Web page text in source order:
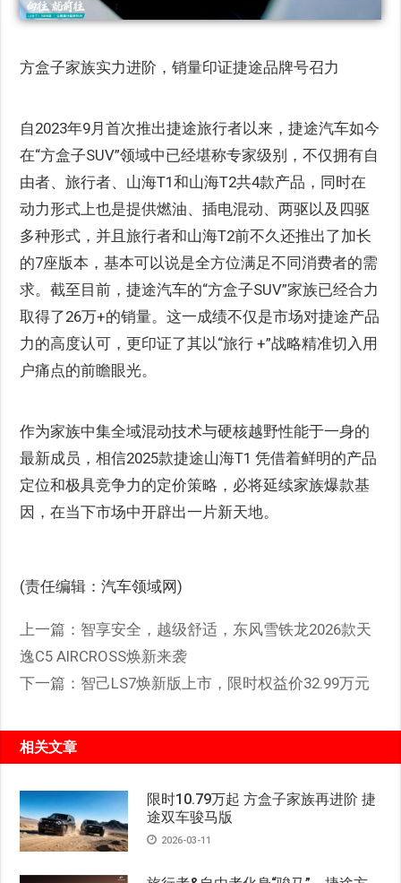
方盒子家族实力进阶，销量印证捷途品牌号召力
自2023年9月首次推出捷途旅行者以来，捷途汽车如今
在“方盒子SUV”领域中已经堪称专家级别，不仅拥有自
由者、旅行者、山海T1和山海T2共4款产品，同时在
动力形式上也是提供燃油、插电混动、两驱以及四驱
多种形式，并且旅行者和山海T2前不久还推出了加长
的7座版本，基本可以说是全方位满足不同消费者的需
求。截至目前，捷途汽车的“方盒子SUV”家族已经合力
取得了26万+的销量。这一成绩不仅是市场对捷途产品
力的高度认可，更印证了其以“旅行 +”战略精准切入用
户痛点的前瞻眼光。
作为家族中集全域混动技术与硬核越野性能于一身的
最新成员，相信2025款捷途山海T1 凭借着鲜明的产品
定位和极具竞争力的定价策略，必将延续家族爆款基
因，在当下市场中开辟出一片新天地。
(责任编辑：汽车领域网)
上一篇： 智享安全，越级舒适，东风雪铁龙2026款天
逸C5 AIRCROSS焕新来袭
下一篇： 智己LS7焕新版上市，限时权益价32.99万元
相关文章
限时10.79万起 方盒子家族再进阶 捷
途双车骏马版
2026-03-11